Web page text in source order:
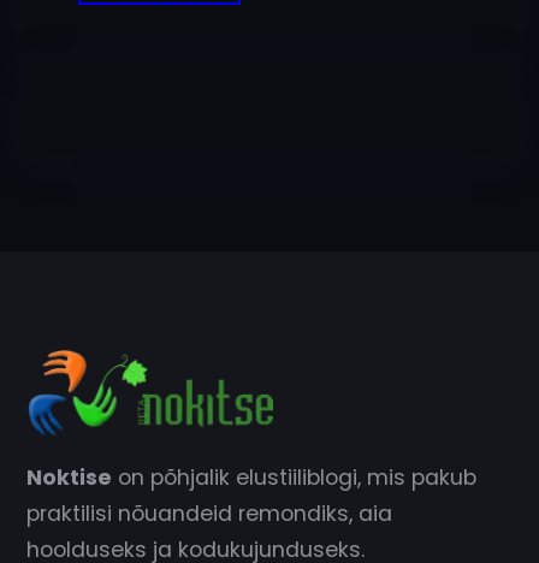
Noktise on põhjalik elustiiliblogi, mis pakub
praktilisi nõuandeid remondiks, aia
hoolduseks ja kodukujunduseks.